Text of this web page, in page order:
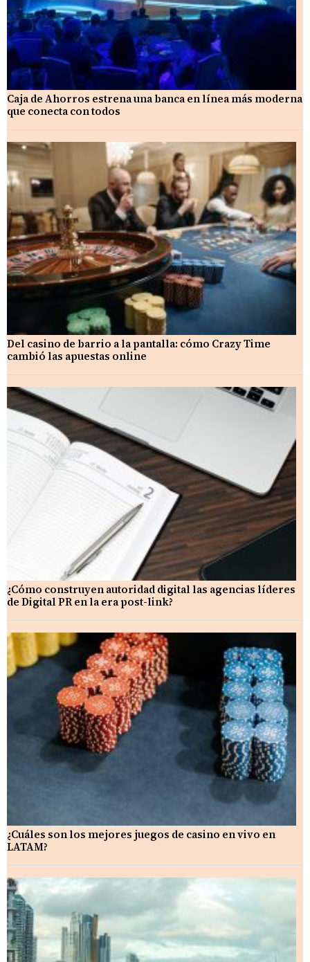
Caja de Ahorros estrena una banca en línea más moderna
que conecta con todos
Del casino de barrio a la pantalla: cómo Crazy Time
cambió las apuestas online
¿Cómo construyen autoridad digital las agencias líderes
de Digital PR en la era post-link?
¿Cuáles son los mejores juegos de casino en vivo en
LATAM?